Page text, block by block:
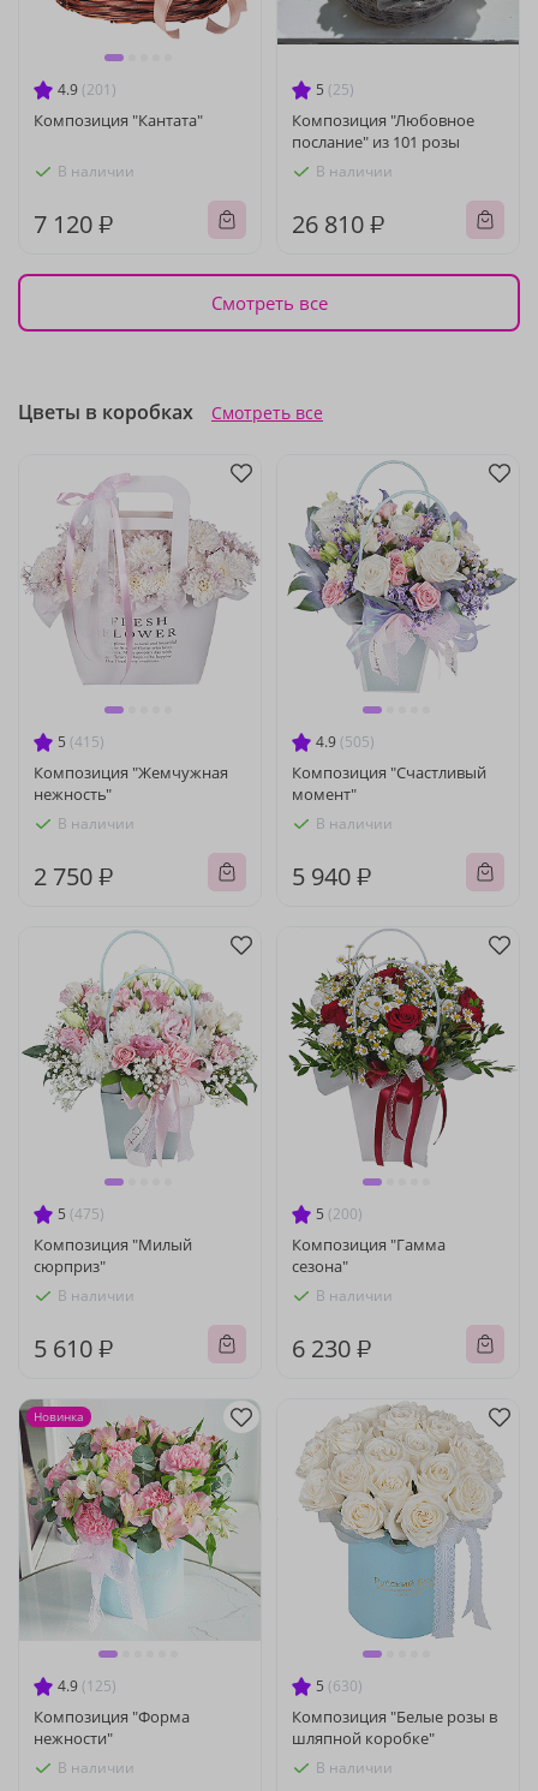
4.9 (201)
Композиция "Кантата"
В наличии
7 120 ₽
5 (25)
Композиция "Любовное
послание" из 101 розы
В наличии
26 810 ₽
Смотреть все
Цветы в коробках Смотреть все
5 (415)
Композиция "Жемчужная
нежность"
В наличии
2 750 ₽
4.9 (505)
Композиция "Счастливый
момент"
В наличии
5 940 ₽
5 (475)
Композиция "Милый
сюрприз"
В наличии
5 610 ₽
5 (200)
Композиция "Гамма
сезона"
В наличии
6 230 ₽
4.9 (125)
Композиция "Форма
нежности"
В наличии
Новинка
5 (630)
Композиция "Белые розы в
шляпной коробке"
В наличии